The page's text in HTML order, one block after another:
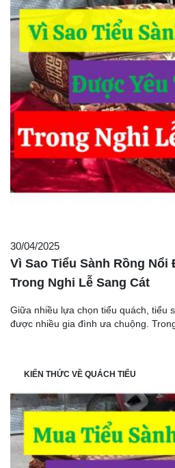
30/04/2025
Vì Sao Tiểu Sành Rồng
Trong Nghi Lễ Sang Cát
Giữa nhiều lựa chọn tiểu quách, tiểu
được nhiều gia đình ưa chuộng. Trong
KIẾN THỨC VỀ QUÁCH TIỂU